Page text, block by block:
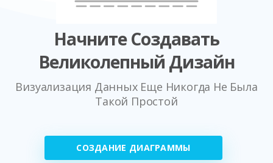
Начните Создавать
Великолепный Дизайн
Визуализация Данных Еще Никогда Не Была
Такой Простой
СОЗДАНИЕ ДИАГРАММЫ